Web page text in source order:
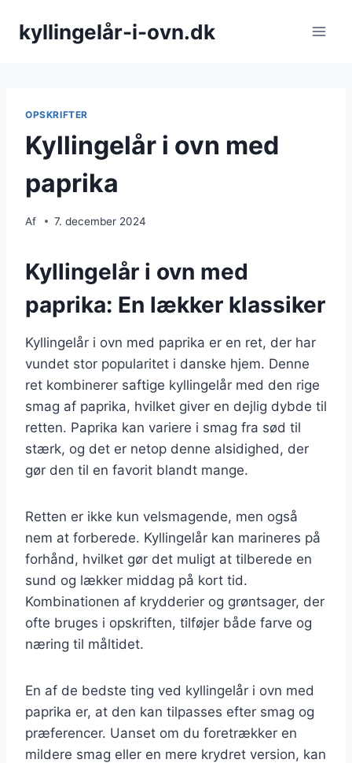
kyllingelår-i-ovn.dk
OPSKRIFTER
Kyllingelår i ovn med
paprika
Af 7. december 2024
Kyllingelår i ovn med
paprika: En lækker klassiker
Kyllingelår i ovn med paprika er en ret, der har
vundet stor popularitet i danske hjem. Denne
ret kombinerer saftige kyllingelår med den rige
smag af paprika, hvilket giver en dejlig dybde til
retten. Paprika kan variere i smag fra sød til
stærk, og det er netop denne alsidighed, der
gør den til en favorit blandt mange.
Retten er ikke kun velsmagende, men også
nem at forberede. Kyllingelår kan marineres på
forhånd, hvilket gør det muligt at tilberede en
sund og lækker middag på kort tid.
Kombinationen af krydderier og grøntsager, der
ofte bruges i opskriften, tilføjer både farve og
næring til måltidet.
En af de bedste ting ved kyllingelår i ovn med
paprika er, at den kan tilpasses efter smag og
præferencer. Uanset om du foretrækker en
mildere smag eller en mere krydret version, kan